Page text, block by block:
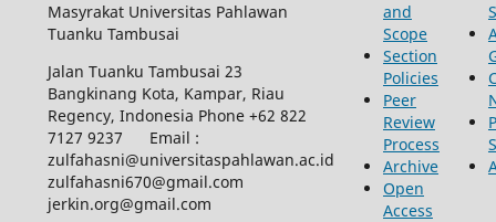
Masyrakat Universitas Pahlawan
Tuanku Tambusai
Jalan Tuanku Tambusai 23
Bangkinang Kota, Kampar, Riau
Regency, Indonesia Phone +62 822
7127 9237 Email :
zulfahasni@universitaspahlawan.ac.id
zulfahasni670@gmail.com
jerkin.org@gmail.com
and
Scope
Section
Policies
Peer
Review
Process
Archive
Open
Access